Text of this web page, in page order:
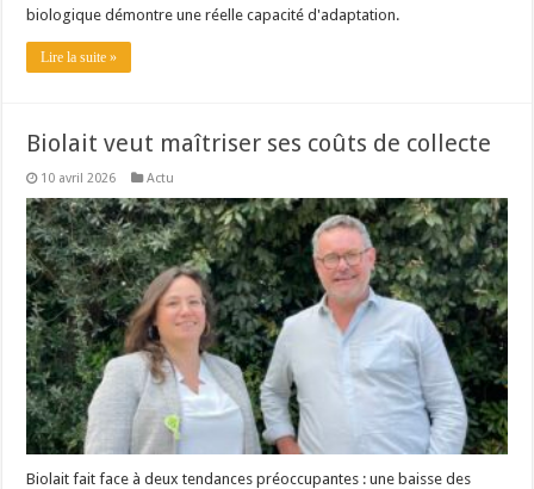
biologique démontre une réelle capacité d'adaptation.
Lire la suite »
Biolait veut maîtriser ses coûts de collecte
10 avril 2026 Actu
Biolait fait face à deux tendances préoccupantes : une baisse des